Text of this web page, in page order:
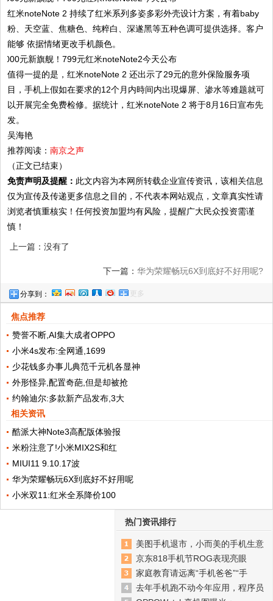
红米noteNote 2 持续了红米系列多姿多彩外壳设计方案，有着baby
粉、天空蓝、焦糖色、纯粹白、深遂黑等五种色调可提供选择。客户
能够 依据情绪更改手机颜色。
值得一提的是，红米noteNote 2 还出示了29元的意外保险服务项
目，手机上假如在要求的12个月内時间内出現爆屏、渗水等难题就可
以开展完全免费检修。据统计，红米noteNote 2 将于8月16日宣布先
发。
吴海艳
推荐阅读：南京之声
（正文已结束）
免责声明及提醒： 此文内容为本网所转载企业宣传资讯，该相关信息
仅为宣传及传递更多信息之目的，不代表本网站观点，文章真实性请
浏览者慎重核实！任何投资加盟均有风险，提醒广大民众投资需谨
慎！
上一篇：没有了
下一篇： 华为荣耀畅玩6X到底好不好用呢?
分享到： 更多
焦点推荐
赞誉不断,AI集大成者OPPO
小米4s发布:全网通,1699
少花钱多办事儿典范千元机各显神
外形怪异,配置奇葩,但是却被抢
约翰迪尔:多款新产品发布,3大
相关资讯
酷派大神Note3高配版体验报
米粉注意了!小米MIX2S和红
MIUI11 9.10.17波
华为荣耀畅玩6X到底好不好用呢
小米双11:红米全系降价100
热门资讯排行
美图手机退市，小而美的手机生意
京东818手机节ROG表现亮眼
家庭教育请远离“手机爸爸”“手
去年手机跑不动今年应用，程序员